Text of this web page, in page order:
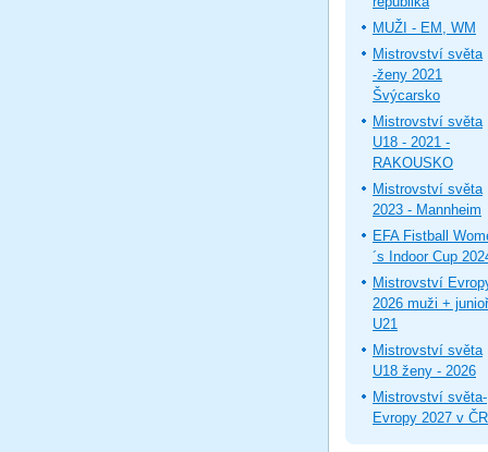
MUŽI - EM, WM
Mistrovství světa
-ženy 2021
Švýcarsko
Mistrovství světa
U18 - 2021 -
RAKOUSKO
Mistrovství světa
2023 - Mannheim
EFA Fistball
´s Indoor Cup
Mistrovství
2026 muži +
U21
Mistrovství světa
U18 ženy - 2026
Mistrovství světa-
Evropy 2027 v ČR